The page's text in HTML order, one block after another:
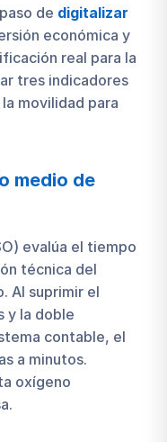
de digitalizar
económica y
real para la
tres indicadores
movilidad para
medio de
evalúa el tiempo
técnica del
Al suprimir el
y la doble
contable, el
a minutos.
oxígeno